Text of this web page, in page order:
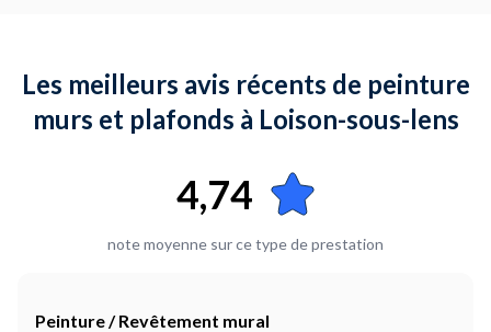
Les meilleurs avis récents de peinture
murs et plafonds à Loison-sous-lens
4,74
note moyenne sur ce type de prestation
Peinture / Revêtement mural